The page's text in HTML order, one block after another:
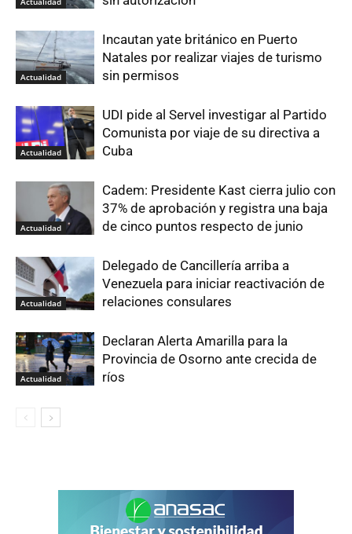
Actualidad
Incautan yate británico en Puerto
Natales por realizar viajes de turismo
sin permisos
Actualidad
UDI pide al Servel investigar al Partido
Comunista por viaje de su directiva a
Cuba
Actualidad
Cadem: Presidente Kast cierra julio con
37% de aprobación y registra una baja
de cinco puntos respecto de junio
Actualidad
Delegado de Cancillería arriba a
Venezuela para iniciar reactivación de
relaciones consulares
Actualidad
Declaran Alerta Amarilla para la
Provincia de Osorno ante crecida de
ríos